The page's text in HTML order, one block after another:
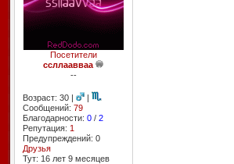
Посетители
ссллаавваа
--
Возраст: 30 |
|
Сообщений: 79
Благодарности: 0/ 2
Репутация: 1
Предупреждений: 0
Друзья
Тут: 16 лет 9 месяцев